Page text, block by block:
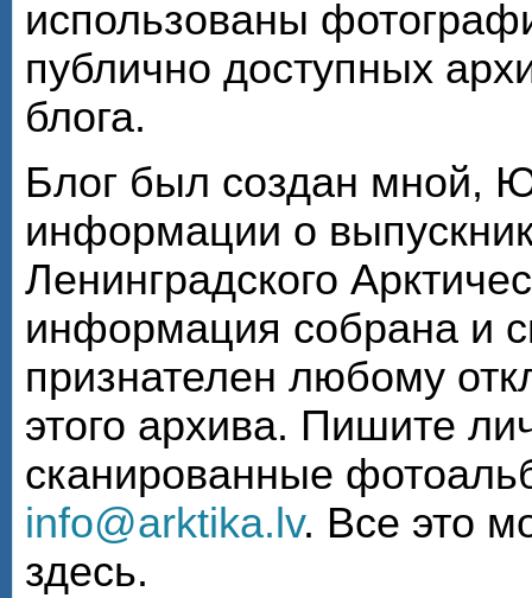
использованы
публично доступных
блога.
Блог был создан мной,
информации о
Ленинградского
информация собрана и
признателен любому
этого архива. Пишите
сканированные
info@arktika.lv. Все это
здесь.